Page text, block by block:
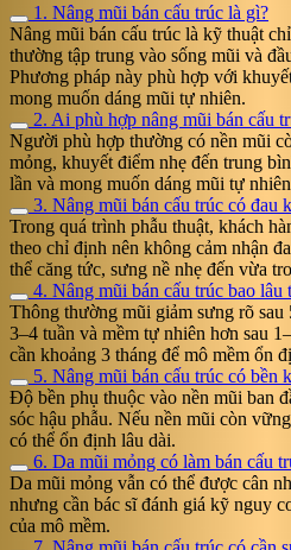
1. Nâng mũi bán cấu trúc là gì?
Nâng mũi bán cấu trúc là kỹ thuật
thường tập trung vào sống mũi và
Phương pháp này phù hợp với
mong muốn dáng mũi tự nhiên.
2. Ai phù hợp nâng mũi bán cấu
Người phù hợp thường có nền mũi
mỏng, khuyết điểm nhẹ đến trung
lần và mong muốn dáng mũi tự
3. Nâng mũi bán cấu trúc có đau
Trong quá trình phẫu thuật, khách
theo chỉ định nên không cảm nhận
thể căng tức, sưng nề nhẹ đến vừa
4. Nâng mũi bán cấu trúc bao lâu
Thông thường mũi giảm sưng rõ
3–4 tuần và mềm tự nhiên hơn sau
cần khoảng 3 tháng để mô mềm ổn
5. Nâng mũi bán cấu trúc có bền
Độ bền phụ thuộc vào nền mũi ban
sóc hậu phẫu. Nếu nền mũi còn
có thể ổn định lâu dài.
6. Da mũi mỏng có làm bán cấu
Da mũi mỏng vẫn có thể được cân
nhưng cần bác sĩ đánh giá kỹ nguy
của mô mềm.